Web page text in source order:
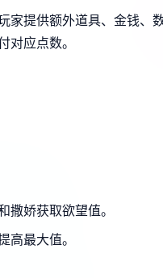
家提供额外道具、金钱、
对应点数。
撒娇获取欲望值。
高最大值。